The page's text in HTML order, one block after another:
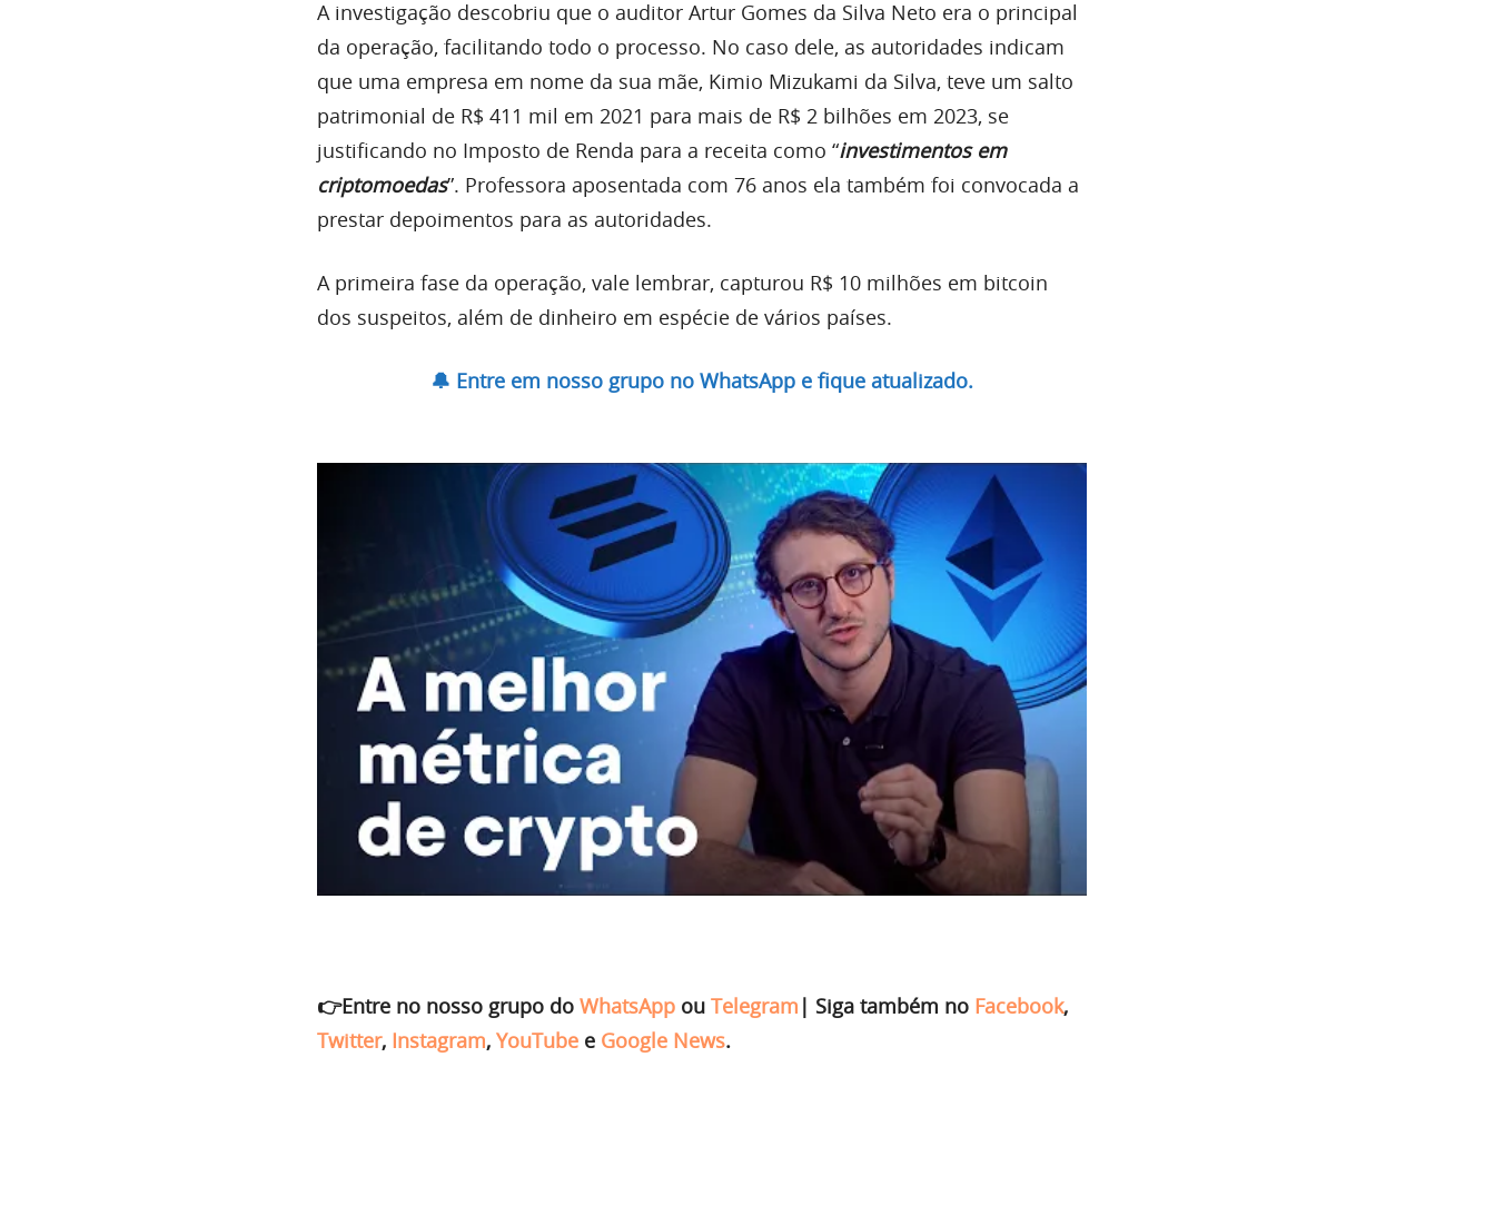
A investigação descobriu que o auditor Artur Gomes da Silva Neto era o principal
da operação, facilitando todo o processo. No caso dele, as autoridades indicam
que uma empresa em nome da sua mãe, Kimio Mizukami da Silva, teve um salto
patrimonial de R$ 411 mil em 2021 para mais de R$ 2 bilhões em 2023, se
justificando no Imposto de Renda para a receita como “investimentos em
criptomoedas”. Professora aposentada com 76 anos ela também foi convocada a
prestar depoimentos para as autoridades.
A primeira fase da operação, vale lembrar, capturou R$ 10 milhões em bitcoin
dos suspeitos, além de dinheiro em espécie de vários países.
🔔 Entre em nosso grupo no WhatsApp e fique atualizado.
👉Entre no nosso grupo do WhatsApp ou Telegram | Siga também no Facebook,
Twitter, Instagram, YouTube e Google News.